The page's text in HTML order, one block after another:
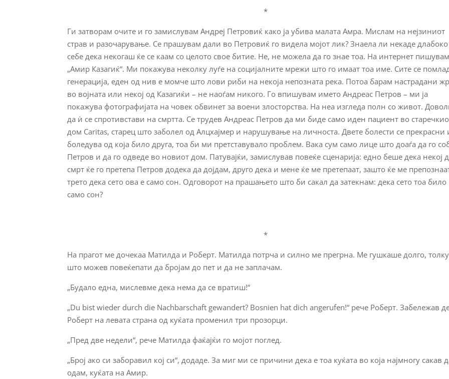
*
Ги затворам очите и го замислувам Андреј Петровиќ како ја убива малата Амра. Мислам на нејзиниот
страв и разочарување. Се прашувам дали во Петровиќ го видела мојот лик? Знаела ли некаде
себе дека некогаш ќе се каам со целото свое битие. Не, не можела да го знае тоа. На интернет пишувам
„Амир Казагиќ“. Ми покажува неколку луѓе на социјалните мрежи што го имаат тоа име. Сите се
генерација, еден од нив е момче што лови риби на некоја непозната река. Потоа барам настрадани
во војната или некој од Казагиќи – не наоѓам никого. Го впишувам името Андреас Петров – ми ја
покажува фотографијата на човек обвинет за воени злосторства. На неа изгледа полн со живот.
да ѝ се спротивстави на смртта. Се трудев Андреас Петров да ми биде само иден пациент во
дом Caritas, старец што заболел од Алцхајмер и нарушување на личноста. Двете болести се прекрасни
боледува од која било друга, тоа би ми претставувало проблем. Вака сум само лице што доаѓа да го
Петров и да го одведе во новиот дом. Патувајќи, замислував повеќе сценарија: едно беше дека некој
смрт ќе го претепа Петров додека да дојдам, друго дека и мене ќе ме претепаат, зашто ќе ме
трето дека сето ова е само сон. Одговорот на прашањето што би сакал да затекнам: дека сето тоа било
само сон?
*
На прагот ме дочекаа Матилда и Роберт. Матилда потрча и силно ме прегрна. Ме гушкаше долго, толку
што можев повеќепати да бројам до пет и да не заплачам.
„Будало една, мислевме дека нема да се вратиш!“
„Du bist wieder durch die Nachbarschaft gewandert? Bosnien hat dich angerufen!“ рече Роберт. Забележав
Роберт на левата страна од куќата променил три прозорци.
„Пред две недели“, рече Матилда фаќајќи го мојот поглед.
„Број ако си заборавил кој си“, додаде. За миг ми се причини дека е тоа куќата во која најмногу сакав
одам, куќата на Амир.